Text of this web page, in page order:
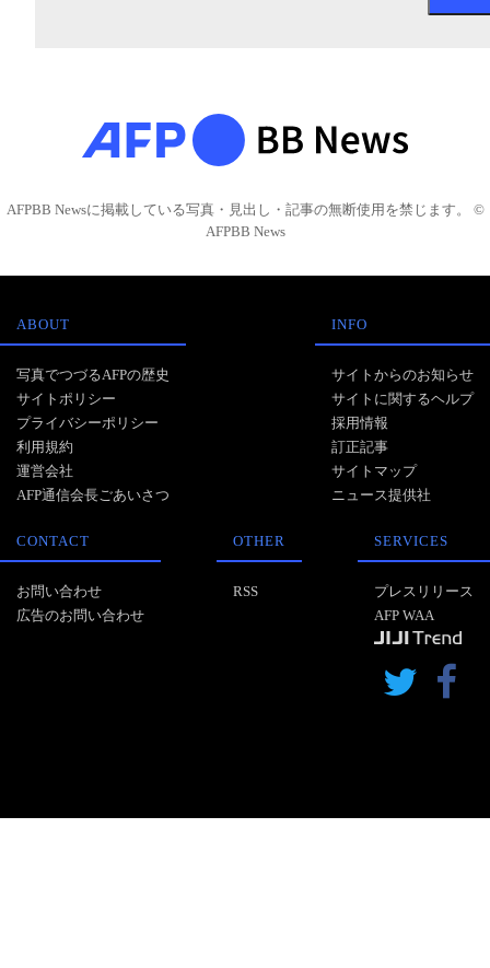
AFPBB Newsに掲載している写真・見出し・記事の無断使用を禁じます。 ©
AFPBB News
ABOUT
写真でつづるAFPの歴史
サイトポリシー
プライバシーポリシー
利用規約
運営会社
AFP通信会長ごあいさつ
INFO
サイトからのお知らせ
サイトに関するヘルプ
採用情報
訂正記事
サイトマップ
ニュース提供社
CONTACT
お問い合わせ
広告のお問い合わせ
OTHER
RSS
SERVICES
プレスリリース
AFP WAA